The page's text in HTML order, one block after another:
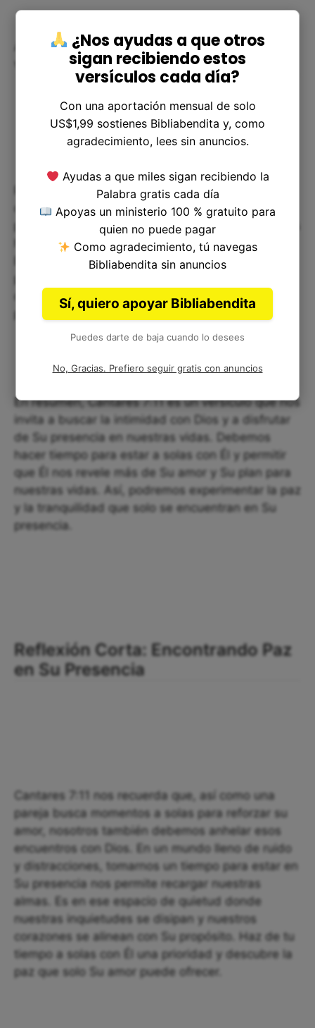
Aplicaciones prácticas en nuestra
vida diaria
Para aplicar este verso en nuestra vida diaria,
debemos buscar tiempos específicos en los que
podamos pasar tiempo a solas con Dios. Podemos
hacerlo a través de la oración, la lectura de la
Biblia y la meditación en Su palabra. También
podemos ir a un lugar tranquilo y pacífico para
disfrutar de Su presencia y buscar Su dirección
para nuestras vidas.
En resumen, Cantares 7:11 es un versículo que nos
invita a buscar la intimidad con Dios y a disfrutar
de Su presencia en nuestras vidas. Debemos
hacer tiempo para estar a solas con Él y permitir
que Él nos revele más de Su amor y Su plan para
nuestras vidas. Así, podremos experimentar la paz
y la tranquilidad que solo se encuentran en Su
presencia.
Reflexión Corta: Encontrando Paz
en Su Presencia
Cantares 7:11 nos recuerda que, así como una
pareja busca momentos a solas para reforzar su
amor, nosotros también debemos anhelar esos
encuentros con Dios. En un mundo lleno de ruido
y distracciones, tomarnos un tiempo para estar en
Su presencia nos permite recargar nuestras
almas. Es en ese espacio de quietud donde
nuestras inquietudes se disipan y nuestros
corazones se alinean con Su propósito. Haz de tu
tiempo a solas con Él una prioridad y descubre la
paz que solo Su amor puede ofrecer.
¿Nos ayudas a que otros
sigan recibiendo estos
versículos cada día?
Con una aportación mensual de solo
US$1,99 sostienes Bibliabendita y, como
agradecimiento, lees sin anuncios.
Ayudas a que miles sigan recibiendo la
Palabra gratis cada día
Apoyas un ministerio 100 % gratuito para
quien no puede pagar
Como agradecimiento, tú navegas
Bibliabendita sin anuncios
Sí, quiero apoyar Bibliabendita
Puedes darte de baja cuando lo desees
No, Gracias. Prefiero seguir gratis con anuncios